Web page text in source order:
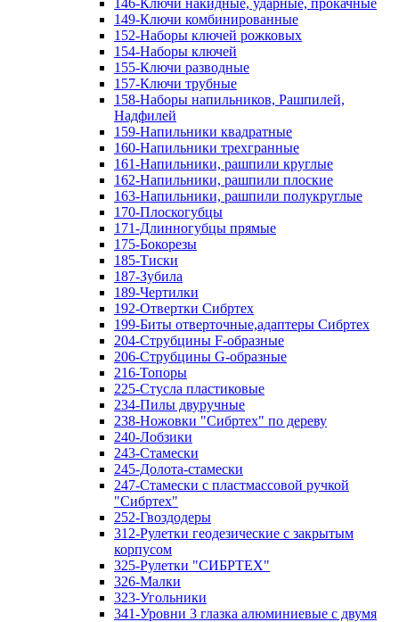
146-Ключи накидные, ударные, прокачные
149-Ключи комбинированные
152-Наборы ключей рожковых
154-Наборы ключей
155-Ключи разводные
157-Ключи трубные
158-Наборы напильников, Рашпилей,
Надфилей
159-Напильники квадратные
160-Напильники трехгранные
161-Напильники, рашпили круглые
162-Напильники, рашпили плоские
163-Напильники, рашпили полукруглые
170-Плоскогубцы
171-Длинногубцы прямые
175-Бокорезы
185-Тиски
187-Зубила
189-Чертилки
192-Отвертки Сибртех
199-Биты отверточные,адаптеры Сибртех
204-Струбцины F-образные
206-Струбцины G-образные
216-Топоры
225-Стусла пластиковые
234-Пилы двуручные
238-Ножовки "Сибртех" по дереву
240-Лобзики
243-Стамески
245-Долота-стамески
247-Стамески с пластмассовой ручкой
"Сибртех"
252-Гвоздодеры
312-Рулетки геодезические с закрытым
корпусом
325-Рулетки "СИБРТЕХ"
326-Малки
323-Угольники
341-Уровни 3 глазка алюминиевые с двумя